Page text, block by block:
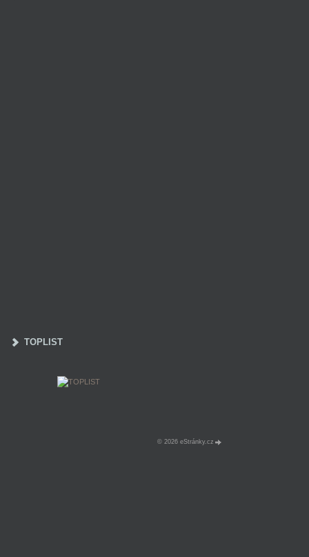
TOPLIST
© 2026 eStránky.cz